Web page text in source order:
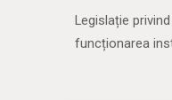
Legislație
funcționarea